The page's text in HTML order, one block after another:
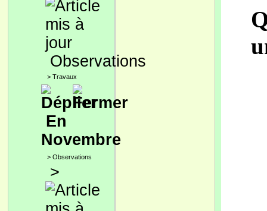
Observations
> Travaux
En
Novembre
> Observations
>